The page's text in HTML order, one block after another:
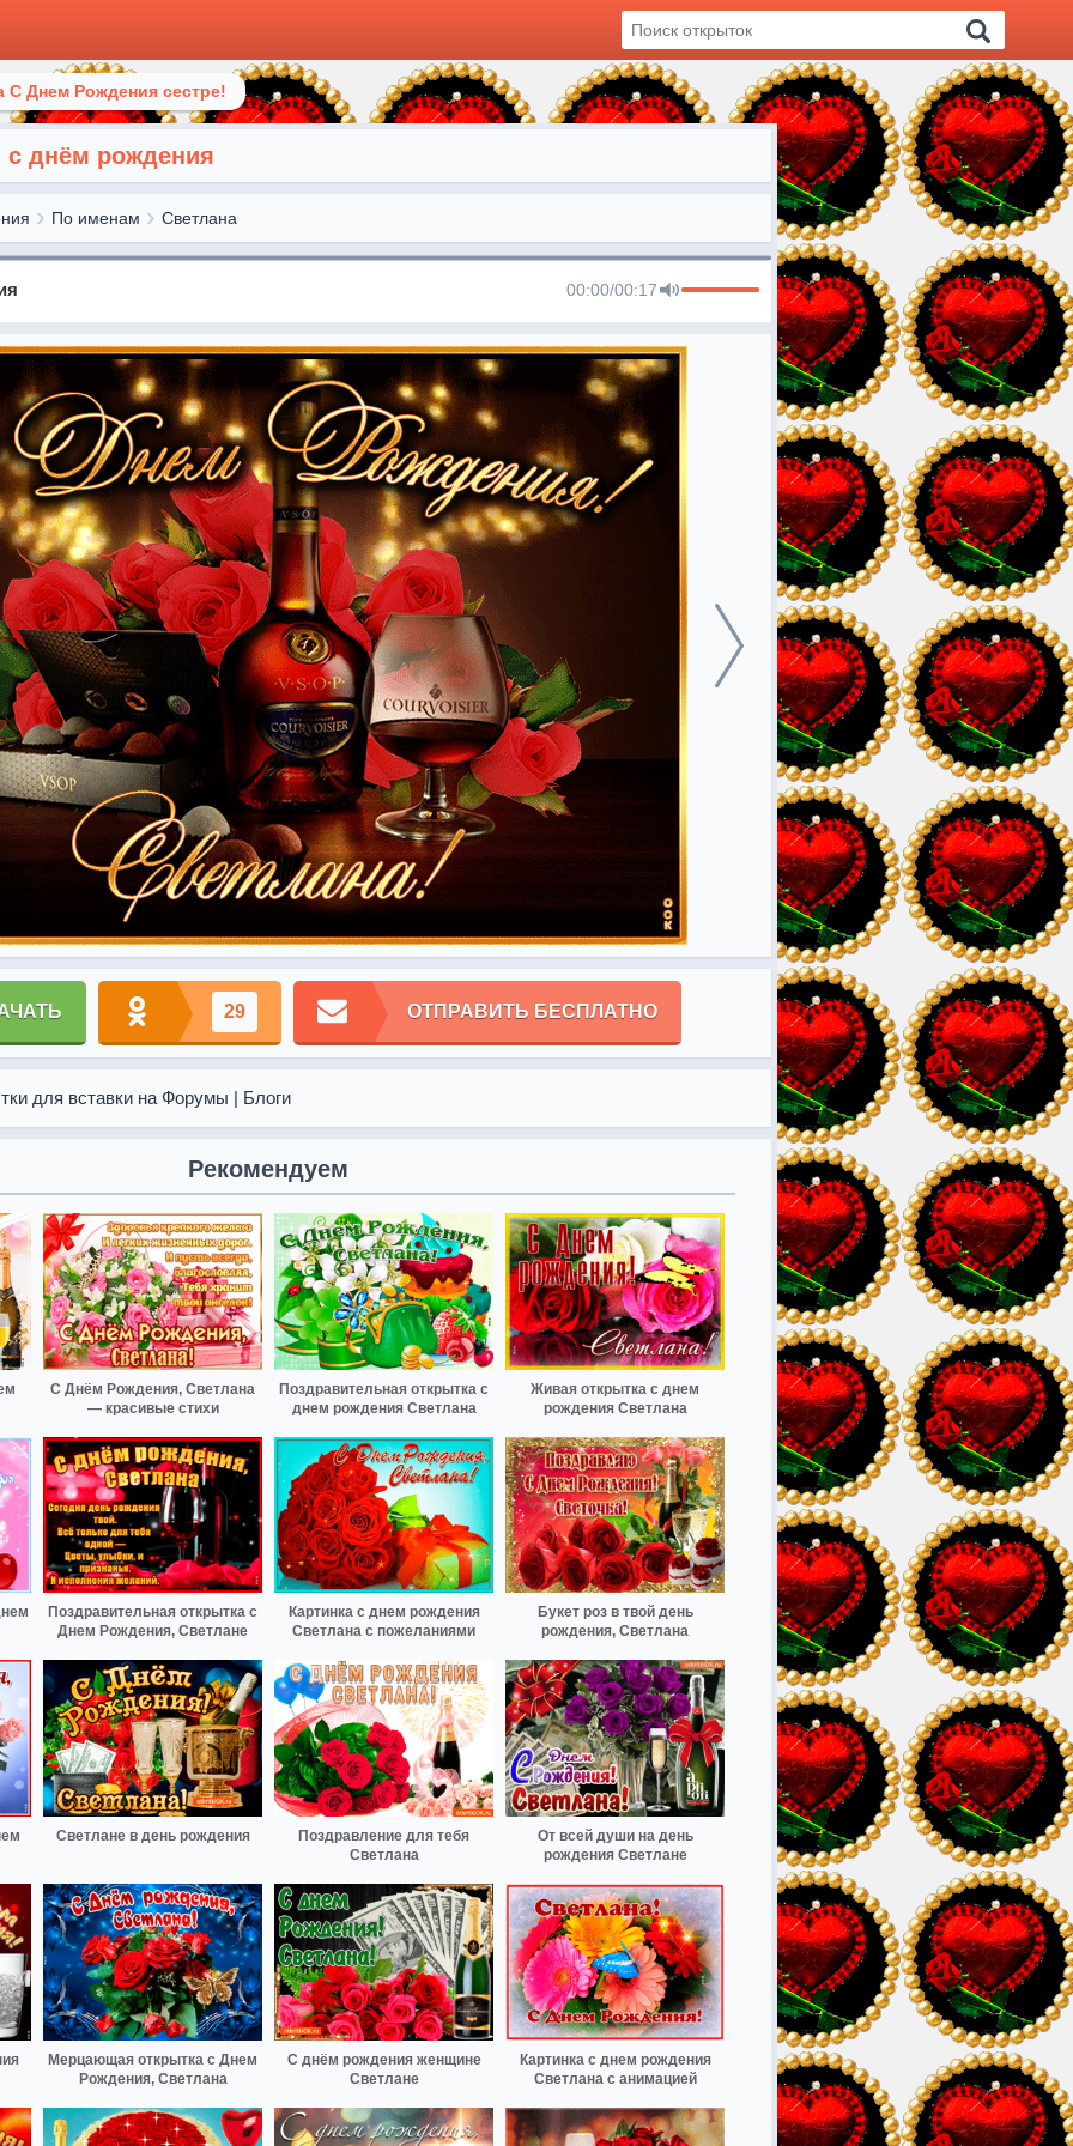
С Днем Рождения сестре!
с днём рождения
По именам Светлана
00:00/00:17
29 ОТПРАВИТЬ БЕСПЛАТНО
для вставки на Форумы | Блоги
Рекомендуем
С Днём Рождения, Светлана
— красивые стихи
Поздравительная открытка с
днем рождения Светлана
Живая открытка с днем
рождения Светлана
Поздравительная открытка с
Днем Рождения, Светлане
Картинка с днем рождения
Светлана с пожеланиями
Букет роз в твой день
рождения, Светлана
Светлане в день рождения
Поздравление для тебя
Светлана
От всей души на день
рождения Светлане
Мерцающая открытка с Днем
Рождения, Светлана
С днём рождения женщине
Светлане
Картинка с днем рождения
Светлана с анимацией